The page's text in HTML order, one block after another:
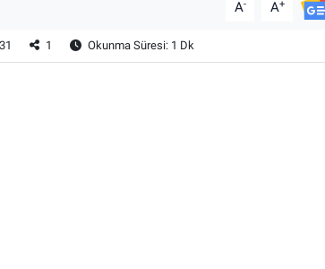
A- A+
1 Okunma Süresi: 1 Dk